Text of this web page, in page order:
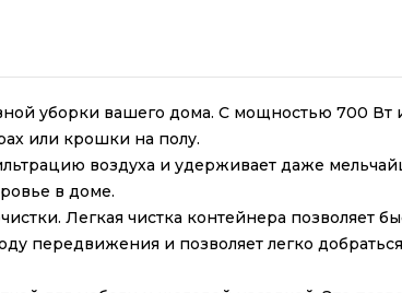
уборки вашего дома. С мощностью 700
или крошки на полу.
воздуха и удерживает даже
в доме.
Легкая чистка контейнера позволяет
передвижения и позволяет легко